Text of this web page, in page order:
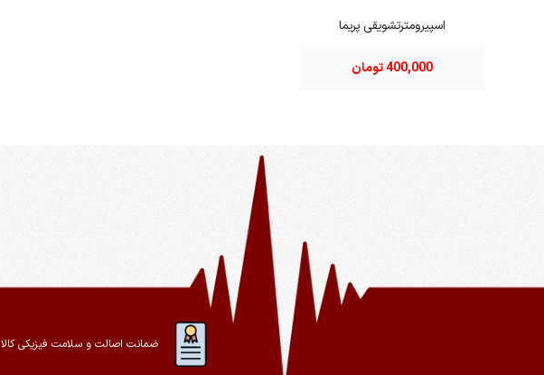
اسپیرومترتشویقی پریما
400,000 تومان
ضمانت اصالت و سلامت فیزیکی کالا